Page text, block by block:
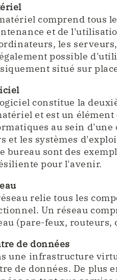
comprend tous
et de
les
possible
situé sur
constitue la
et est un
au sein d'une
et les systèmes
bureau sont des
pour l'avenir.
relie tous les
Un réseau
(pare-feux,
de données
une infrastructure
de données. De plus